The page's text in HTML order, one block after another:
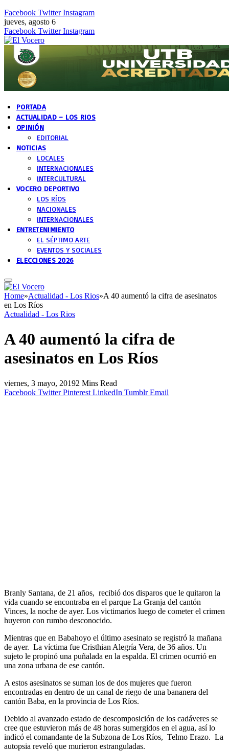
Facebook Twitter Instagram
jueves, agosto 6
Facebook Twitter Instagram
PORTADA
ACTUALIDAD – LOS RIOS
OPINIÓN
EDITORIAL
NOTICIAS
LOCALES
INTERNACIONALES
INTERCULTURAL
VOCERO DEPORTIVO
LOS RÍOS
NACIONALES
INTERNACIONALES
ENTRETENIMIENTO
EL SÉPTIMO ARTE
EVENTOS Y SOCIALES
ELECCIONES 2026
Home»Actualidad - Los Rios»A 40 aumentó la cifra de asesinatos
en Los Ríos
Actualidad - Los Rios
A 40 aumentó la cifra de
asesinatos en Los Ríos
viernes, 3 mayo, 20192 Mins Read
Facebook Twitter Pinterest LinkedIn Tumblr Email
Branly Santana, de 21 años, recibió dos disparos que le quitaron la
vida cuando se encontraba en el parque La Granja del cantón
Vinces, la noche de ayer. Los victimarios luego de cometer el crimen
huyeron con rumbo desconocido.
Mientras que en Babahoyo el último asesinato se registró la mañana
de ayer. La víctima fue Cristhian Alegría Vera, de 36 años. Un
sujeto le propinó una puñalada en la espalda. El crimen ocurrió en
una zona urbana de ese cantón.
A estos asesinatos se suman los de dos mujeres que fueron
encontradas en dentro de un canal de riego de una bananera del
cantón Baba, en la provincia de Los Ríos.
Debido al avanzado estado de descomposición de los cadáveres se
cree que estuvieron más de 48 horas sumergidos en el agua, así lo
indicó el comandante de la Subzona de Los Ríos, Telmo Erazo. La
autopsia reveló que murieron estranguladas.